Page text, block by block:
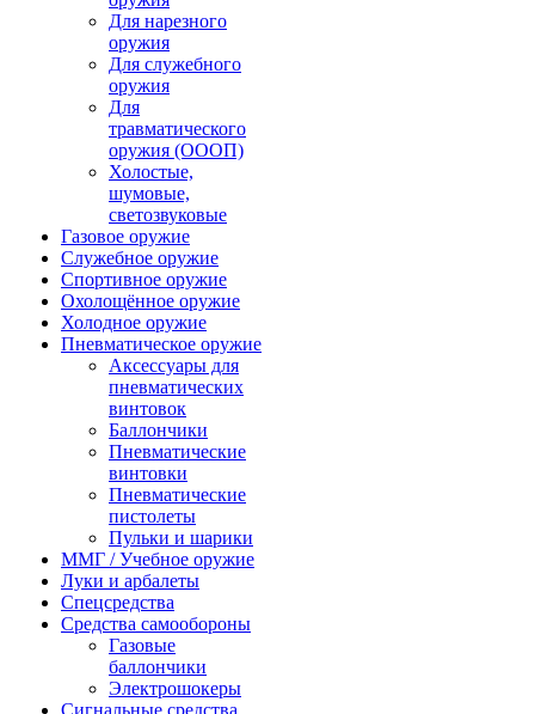
Для нарезного
оружия
Для служебного
оружия
Для
травматического
оружия (ОООП)
Холостые,
шумовые,
светозвуковые
Газовое оружие
Служебное оружие
Спортивное оружие
Охолощённое оружие
Холодное оружие
Пневматическое оружие
Аксессуары для
пневматических
винтовок
Баллончики
Пневматические
винтовки
Пневматические
пистолеты
Пульки и шарики
ММГ / Учебное оружие
Луки и арбалеты
Спецсредства
Средства самообороны
Газовые
баллончики
Электрошокеры
Сигнальные средства